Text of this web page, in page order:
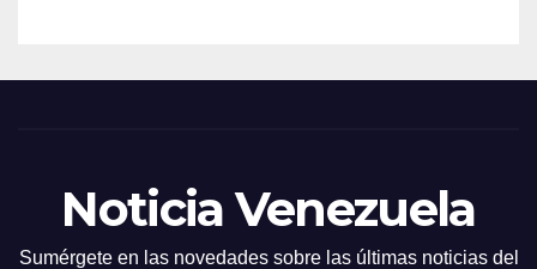
Noticia Venezuela
Sumérgete en las novedades sobre las últimas noticias del